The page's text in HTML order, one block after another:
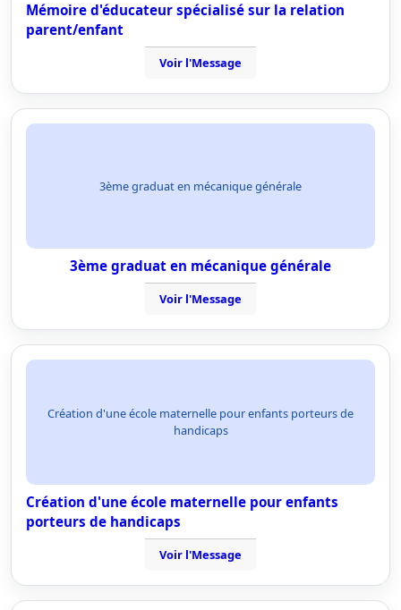
Mémoire d'éducateur spécialisé sur la relation
parent/enfant
Voir l'Message
3ème graduat en mécanique générale
3ème graduat en mécanique générale
Voir l'Message
Création d'une école maternelle pour enfants porteurs de
handicaps
Création d'une école maternelle pour enfants
porteurs de handicaps
Voir l'Message